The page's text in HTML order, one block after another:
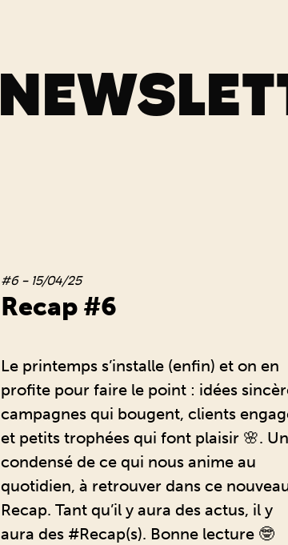
#6 - 15/04/25
Recap #6
Le printemps s’installe (enfin) et on en
profite pour faire le point : idées
campagnes qui bougent, clients
et petits trophées qui font plaisir 🌸. Un
condensé de ce qui nous anime au
quotidien, à retrouver dans ce
Recap. Tant qu’il y aura des actus, il y
aura des #Recap(s). Bonne lecture 🤓